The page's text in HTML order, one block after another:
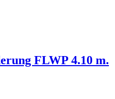
FLWP 4.10 m.